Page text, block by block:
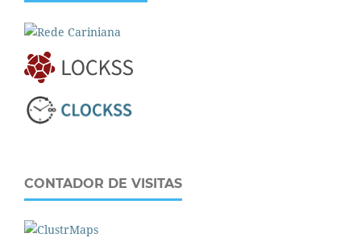
CONTADOR DE VISITAS